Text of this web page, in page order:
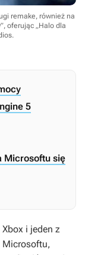
remake, również na
oferując „Halo dla
.
5
Microsoftu się
i jeden z
Microsoftu,